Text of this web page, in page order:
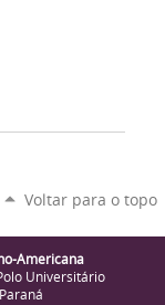
Voltar para o topo
Americana
Universitário